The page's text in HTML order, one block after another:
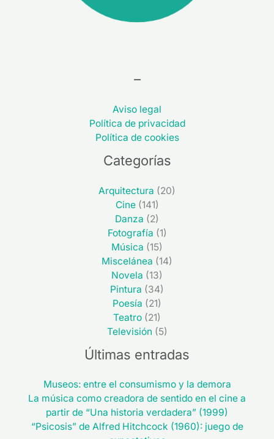
–
Aviso legal
Política de privacidad
Política de cookies
Categorías
Arquitectura (20)
Cine(141)
Danza (2)
Fotografía (1)
Música (15)
Miscelánea (14)
Novela (13)
Pintura (34)
Poesía (21)
Teatro (21)
Televisión (5)
Últimas entradas
Museos: entre el consumismo y la demora
La música como creadora de sentido en el cine a
partir de “Una historia verdadera” (1999)
“Psicosis” de Alfred Hitchcock (1960): juego de